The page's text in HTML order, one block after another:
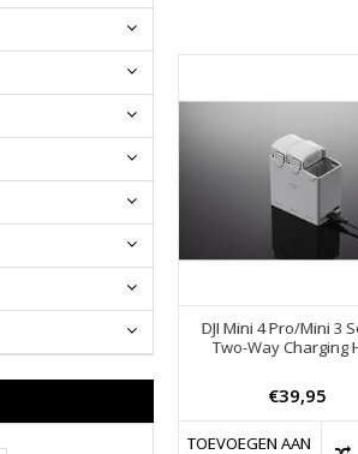
DJI Mini 4 Pro/Mini 3
Two-Way Charging
€39,95
TOEVOEGEN AAN